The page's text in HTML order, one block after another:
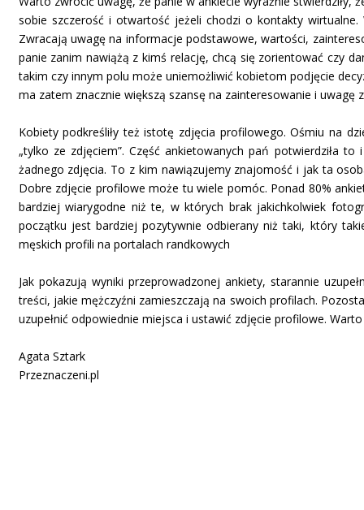
sobie szczerość i otwartość jeżeli chodzi o kontakty wirtualne.
Zwracają uwagę na informacje podstawowe, wartości,
panie zanim nawiążą z kimś relację, chcą się zorientować czy
takim czy innym polu może uniemożliwić kobietom podjęcie
ma zatem znacznie większą szansę na zainteresowanie i uwagę
Kobiety podkreśliły też istotę zdjęcia profilowego. Ośmiu na
„tylko ze zdjęciem”. Część ankietowanych pań potwierdziła
żadnego zdjęcia. To z kim nawiązujemy znajomość i jak ta
Dobre zdjęcie profilowe może tu wiele pomóc. Ponad 80%
bardziej wiarygodne niż te, w których brak jakichkolwiek
początku jest bardziej pozytywnie odbierany niż taki, który
męskich profili na portalach randkowych
Jak pokazują wyniki przeprowadzonej ankiety, starannie
treści, jakie mężczyźni zamieszczają na swoich profilach.
uzupełnić odpowiednie miejsca i ustawić zdjęcie profilowe.
Agata Sztark
Przeznaczeni.pl